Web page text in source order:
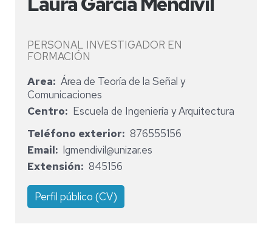
PERSONAL INVESTIGADOR EN
FORMACIÓN
Area
Área de Teoría de la Señal y
Comunicaciones
Centro
Escuela de Ingeniería y Arquitectura
Teléfono exterior
876555156
Email
lgmendivil@unizar.es
Extensión
845156
Perfil público (CV)